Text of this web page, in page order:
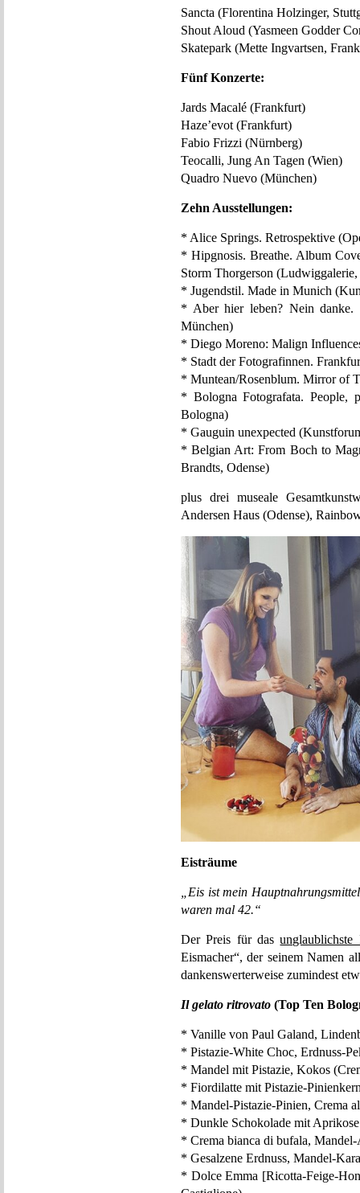
Sancta (Florentina Holzinger,
Shout Aloud (Yasmeen Godder
Skatepark (Mette Ingvartsen,
Fünf Konzerte:
Jards Macalé (Frankfurt)
Haze’evot (Frankfurt)
Fabio Frizzi (Nürnberg)
Teocalli, Jung An Tagen (Wien)
Quadro Nuevo (München)
Zehn Ausstellungen:
* Alice Springs. Retrospektive
* Hipgnosis. Breathe. Album
Storm Thorgerson (Ludwiggalerie,
* Jugendstil. Made in Munich
* Aber hier leben? Nein danke.
München)
* Diego Moreno: Malign
* Stadt der Fotografinnen.
* Muntean/Rosenblum. Mirror of
* Bologna Fotografata. People,
Bologna)
* Gauguin unexpected
* Belgian Art: From Boch to
Brandts, Odense)
plus drei museale
Andersen Haus (Odense),
Eisträume
„Eis ist mein
waren mal 42.“
Der Preis für dasunglaublichste
Eismacher“, der seinem Namen
dankenswerterweise zumindest
Il gelato ritrovato (Top Ten
* Vanille von Paul Galand,
* Pistazie-White Choc, Erdnuss-
* Mandel mit Pistazie, Kokos
* Fiordilatte mit Pistazie-
* Mandel-Pistazie-Pinien, Crema
* Dunkle Schokolade mit
* Crema bianca di bufala,
* Gesalzene Erdnuss, Mandel-
* Dolce Emma [Ricotta-Feige-